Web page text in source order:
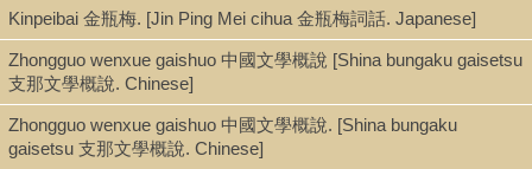
Language
Japanese-Chinese
Type
Kinpeibai 金瓶梅. [Jin Ping Mei cihua 金瓶梅詞話. Japanese]
Zhongguo wenxue gaishuo 中國文學概說 [Shina bungaku gaisetsu
支那文學概說. Chinese]
Zhongguo wenxue gaishuo 中國文學概說. [Shina bungaku
gaisetsu 支那文學概說. Chinese]